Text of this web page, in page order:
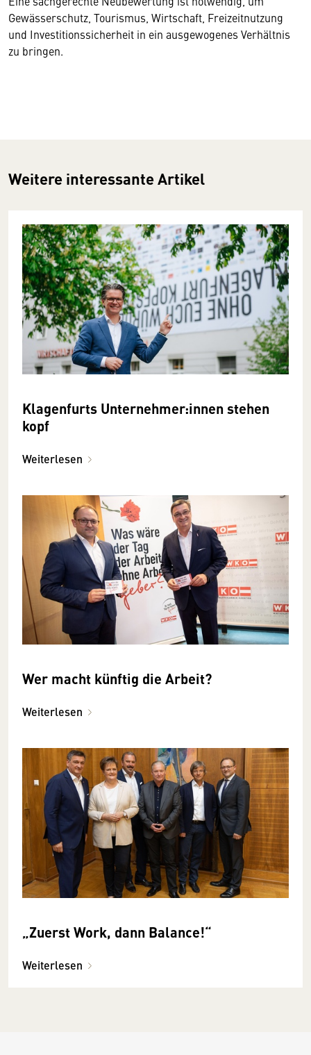
Gewässerschutz, Tourismus, Wirtschaft, Freizeitnutzung
und Investitionssicherheit in ein ausgewogenes Verhältnis
zu bringen.
Weitere interessante Artikel
Klagenfurts Unternehmer:innen stehen
kopf
Weiterlesen
Wer macht künftig die Arbeit?
Weiterlesen
„Zuerst Work, dann Balance!“
Weiterlesen